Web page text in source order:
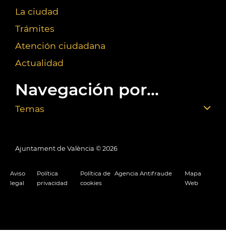
La ciudad
Trámites
Atención ciudadana
Actualidad
Navegación por...
Temas
Ajuntament de València © 2026
Aviso
legal
Política
privacidad
Política de
cookies
Agencia Antifraude
Mapa
Web